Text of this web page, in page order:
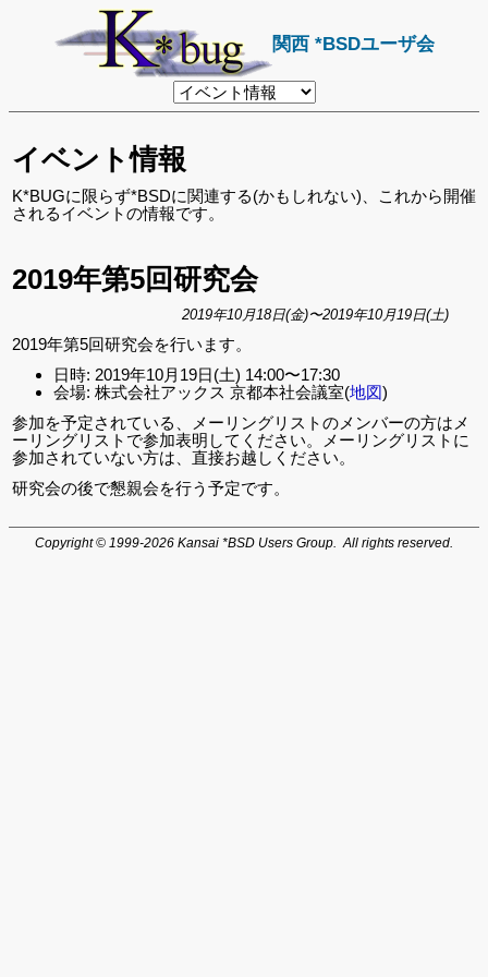
関西 *BSDユーザ会
リ
ン
ペ
ー
ジ
イベント情報
K*BUGに限らず*BSDに関連する(かもしれない)、これから開催
されるイベントの情報です。
2019年第5回研究会
2019年10月18日(金)〜2019年10月19日(土)
2019年第5回研究会を行います。
日時: 2019年10月19日(土) 14:00〜17:30
会場: 株式会社アックス 京都本社会議室(地図)
参加を予定されている、メーリングリストのメンバーの方はメ
ーリングリストで参加表明してください。メーリングリストに
参加されていない方は、直接お越しください。
研究会の後で懇親会を行う予定です。
Copyright © 1999-2026 Kansai *BSD Users Group. All rights reserved.